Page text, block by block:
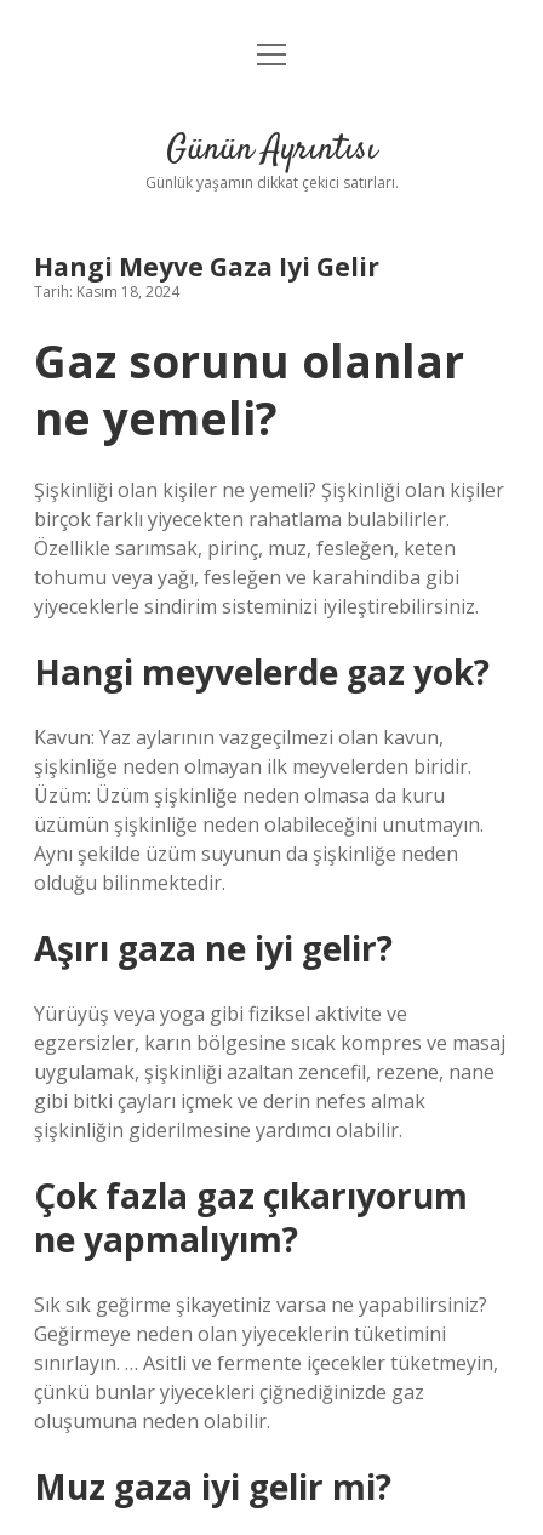
Anasayfa
Yasal Uyarı
menüyü
Günün Ayrıntısı
Günlük yaşamın dikkat çekici satırları.
Hangi Meyve Gaza Iyi Gelir
Tarih: Kasım 18, 2024
Gaz sorunu olanlar
ne yemeli?
Şişkinliği olan kişiler ne yemeli? Şişkinliği olan kişiler
birçok farklı yiyecekten rahatlama bulabilirler.
Özellikle sarımsak, pirinç, muz, fesleğen, keten
tohumu veya yağı, fesleğen ve karahindiba gibi
yiyeceklerle sindirim sisteminizi iyileştirebilirsiniz.
Hangi meyvelerde gaz yok?
Kavun: Yaz aylarının vazgeçilmezi olan kavun,
şişkinliğe neden olmayan ilk meyvelerden biridir.
Üzüm: Üzüm şişkinliğe neden olmasa da kuru
üzümün şişkinliğe neden olabileceğini unutmayın.
Aynı şekilde üzüm suyunun da şişkinliğe neden
olduğu bilinmektedir.
Aşırı gaza ne iyi gelir?
Yürüyüş veya yoga gibi fiziksel aktivite ve
egzersizler, karın bölgesine sıcak kompres ve masaj
uygulamak, şişkinliği azaltan zencefil, rezene, nane
gibi bitki çayları içmek ve derin nefes almak
şişkinliğin giderilmesine yardımcı olabilir.
Çok fazla gaz çıkarıyorum
ne yapmalıyım?
Sık sık geğirme şikayetiniz varsa ne yapabilirsiniz?
Geğirmeye neden olan yiyeceklerin tüketimini
sınırlayın. … Asitli ve fermente içecekler tüketmeyin,
çünkü bunlar yiyecekleri çiğnediğinizde gaz
oluşumuna neden olabilir.
Muz gaza iyi gelir mi?